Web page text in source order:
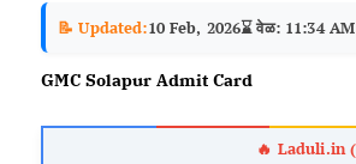
📝 Updated:10 Feb, 2026⌛ वेळ: 11:34 AM
GMC Solapur Admit Card